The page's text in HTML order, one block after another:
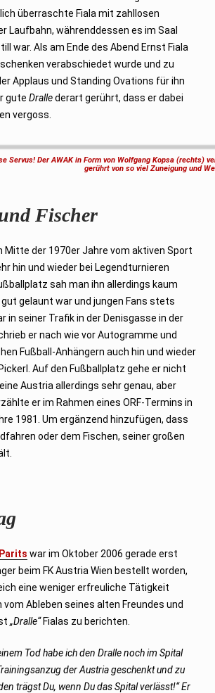
überraschte Fiala mit zahllosen
Laufbahn, währenddessen es im Saal
war. Als am Ende des Abend Ernst Fiala
verabschiedet wurde und zu
Applaus und Standing Ovations für ihn
guteDrallederart gerührt, dass er dabei
vergoss.
Servus! Der AWAK in Form von Wolfgang Kopsa (rechts)
gerührt von so viel Zuneigung und
Fischer
Mitte der 1970er Jahre vom aktiven Sport
hin und wieder bei Legendturnieren
sah man ihn allerdings kaum
gelaunt war und jungen Fans stets
in seiner Trafik in der Denisgasse in der
er nach wie vor Autogramme und
Fußball-Anhängern auch hin und wieder
Auf den Fußballplatz gehe er nicht
Austria allerdings sehr genau, aber
er im Rahmen eines ORF-Termins in
1981. Um ergänzend hinzufügen, dass
oder dem Fischen, seiner großen
Parits war im Oktober 2006 gerade erst
beim FK Austria Wien bestellt worden,
eine weniger erfreuliche Tätigkeit
Ableben seines alten Freundes und
„Dralle“Fialas zu berichten.
Tod habe ich den Dralle noch im Spital
der Austria geschenkt und zu
trägst Du, wenn Du das Spital verlässt!“ Er